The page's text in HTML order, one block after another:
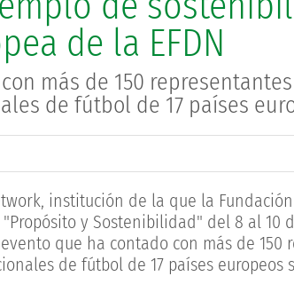
de la EFDN
más de 150
de fútbol de 17 países
institución de la que la
"Propósito y Sostenibilidad" del 8 al
evento que ha contado con más de
de fútbol de 17 países europeos